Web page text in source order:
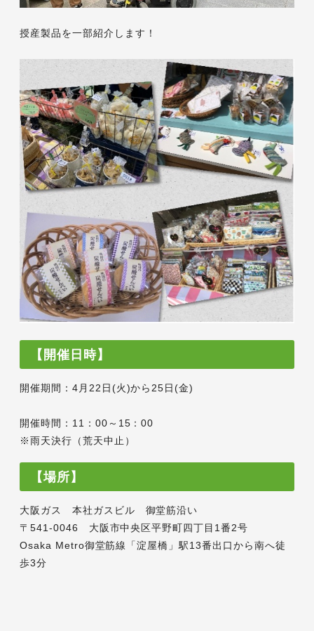
授産製品を一部紹介します！
【開催日時】
開催期間：4月22日(火)から25日(金)
開催時間：11：00～15：00
※雨天決行（荒天中止）
【場所】
大阪ガス 本社ガスビル 御堂筋沿い
〒541-0046 大阪市中央区平野町四丁目1番2号
Osaka Metro御堂筋線「淀屋橋」駅13番出口から南へ徒
歩3分